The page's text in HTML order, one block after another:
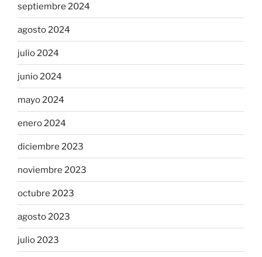
septiembre 2024
agosto 2024
julio 2024
junio 2024
mayo 2024
enero 2024
diciembre 2023
noviembre 2023
octubre 2023
agosto 2023
julio 2023